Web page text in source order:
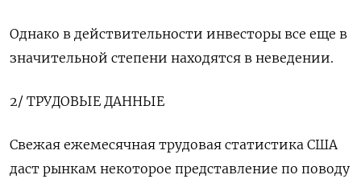
Однако в действительности инвесторы все еще в
значительной степени находятся в неведении.
2/ ТРУДОВЫЕ ДАННЫЕ
Свежая ежемесячная трудовая статистика США
даст рынкам некоторое представление по поводу